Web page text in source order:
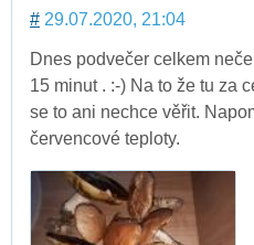
# 29.07.2020, 21:04
Dnes podvečer celkem
15 minut . :-) Na to že tu za
se to ani nechce věřit.
červencové teploty.